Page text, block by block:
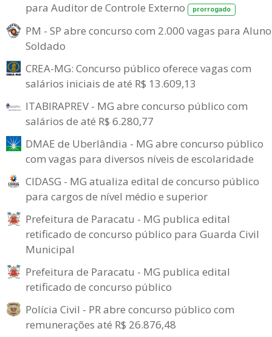
para Auditor de Controle Externo
prorrogado
PM - SP abre concurso com 2.000 vagas para
Soldado
CREA-MG: Concurso público oferece vagas com
salários iniciais de até R$ 13.609,13
ITABIRAPREV - MG abre concurso público com
salários de até R$ 6.280,77
DMAE de Uberlândia - MG abre concurso público
com vagas para diversos níveis de escolaridade
CIDASG - MG atualiza edital de concurso público
para cargos de nível médio e superior
Prefeitura de Paracatu - MG publica edital
retificado de concurso público para Guarda Civil
Municipal
Prefeitura de Paracatu - MG publica edital
retificado de concurso público
Polícia Civil - PR abre concurso público com
remunerações até R$ 26.876,48